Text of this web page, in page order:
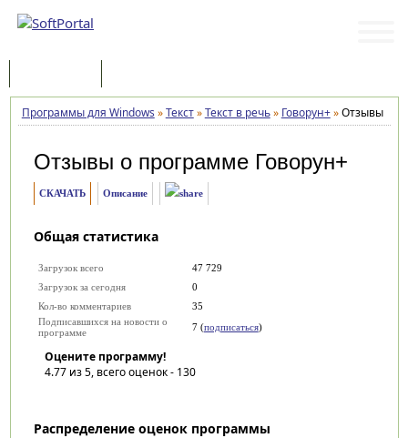
Программы для Windows »Текст»Текст в речь» Говорун+»Отзывы
Отзывы о программе Говорун+
СКАЧАТЬ Описание
Общая статистика
Загрузок всего
47 729
Загрузок за сегодня
0
Кол-во комментариев
35
Подписавшихся на новости о
программе
7 (подписаться)
Оцените программу!
4.77из 5, всего оценок - 130
Распределение оценок программы